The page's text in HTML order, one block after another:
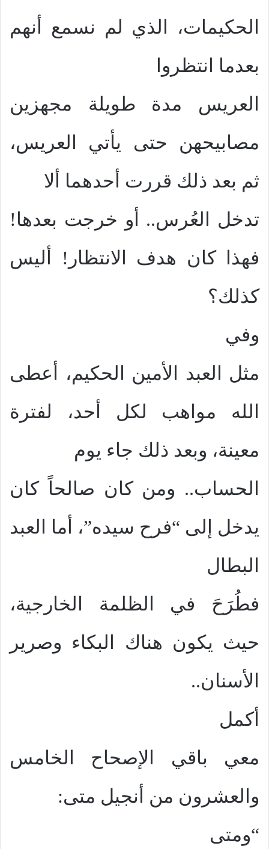
الحكيمات، الذي لم نسمع أنهم
بعدما انتظروا
العريس مدة طويلة مجهزين
مصابيحهن حتى يأتي العريس،
ثم بعد ذلك قررت أحدهما ألا
تدخل العُرس.. أو خرجت بعدها!
فهذا كان هدف الانتظار! أليس
كذلك؟
وفي
مثل العبد الأمين الحكيم، أعطى
الله مواهب لكل أحد، لفترة
معينة، وبعد ذلك جاء يوم
الحساب.. ومن كان صالحاً كان
يدخل إلى “فرح سيده”، أما العبد
البطال
فطُرَحَ في الظلمة الخارجية،
حيث يكون هناك البكاء وصرير
الأسنان..
أكمل
معي باقي الإصحاح الخامس
والعشرون من أنجيل متى:
“ومتى